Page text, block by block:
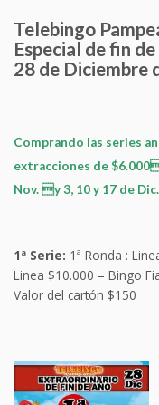
Telebingo
Especial de fin
28 de Diciembre
Comprando las series
extracciones de
Nov. y 3, 10 y 17 de Dic.
1ª Serie: 1ª Ronda :
Linea $10.000 – Bingo
Valor del cartón $150